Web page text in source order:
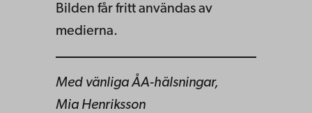
Bilden får fritt användas av
medierna.
Med vänliga ÅA-hälsningar,
Mia Henriksson